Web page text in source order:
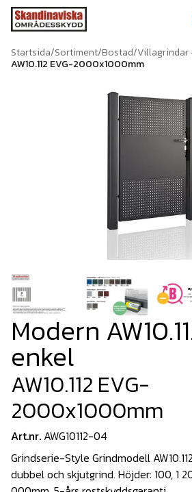
Startsida/Sortiment/Bostad/Villagrindar
AW10.112 EVG-2000x1000mm
Modern
enkel
AW10.112 EVG-
2000x1000mm
Art.nr. AWG10112-04
Grindserie-Style Grindmodell
dubbel och skjutgrind. Höjder: 100, 1